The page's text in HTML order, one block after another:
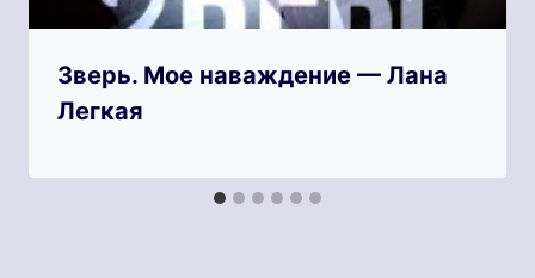
Зверь. Мое наваждение — Лана
Легкая